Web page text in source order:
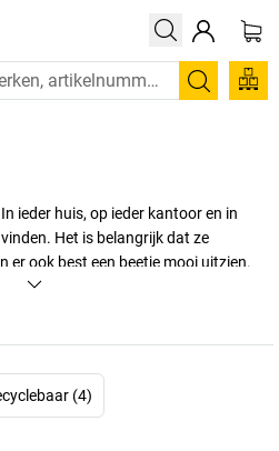
Zoeken
ieder huis, op ieder kantoor en in
Het is belangrijk dat ze
er ook best een beetje mooi uitzien.
passende prullenbak uit!
(4)